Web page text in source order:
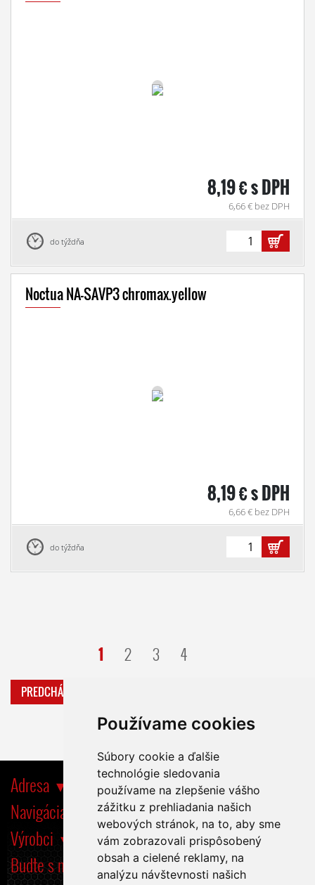
Používame cookies
Súbory cookie a ďalšie
technológie sledovania
používame na zlepšenie vášho
zážitku z prehliadania našich
webových stránok, na to, aby sme
vám zobrazovali prispôsobený
obsah a cielené reklamy, na
analýzu návštevnosti našich
8,19 € s DPH
6,66 € bez DPH
do týždňa
Noctua NA-SAVP3 chromax.yellow
8,19 € s DPH
6,66 € bez DPH
do týždňa
PREDCHÁDZAJÚCA
1 2 3 4
Adresa
Navigácia
Výrobci
Buďte s nami tiež na